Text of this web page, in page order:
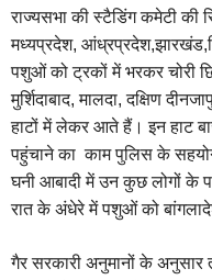
राज्यसभा की स्टैडिंग कमेटी की
मध्यप्रदेश,
पशुओं को ट्रकों में भरकर चोरी
मुर्शिदाबाद, मालदा, दक्षिण
हाटों में लेकर आते हैं। इन हाट
पहुंचाने का काम पुलिस के
घनी आबादी में उन कुछ लोगों के
रात के अंधेरे में पशुओं को
गैर सरकारी अनुमानों के